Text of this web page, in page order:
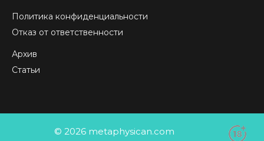
Политика конфиденциальности
Отказ от ответственности
Архив
Статьи
© 2026 metaphysican.com